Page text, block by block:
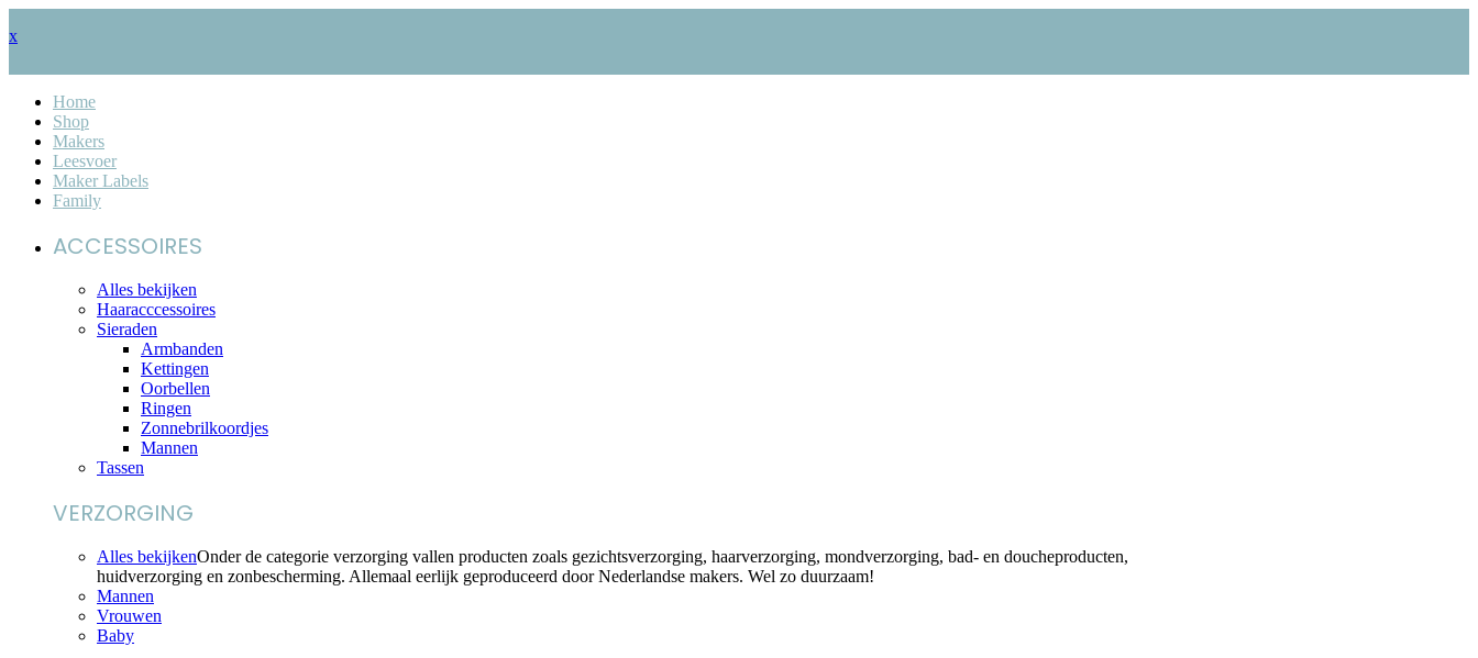
x
Home
Shop
Makers
Leesvoer
Maker Labels
Family
ACCESSOIRES
Alles bekijken
Haaracccessoires
Sieraden
Armbanden
Kettingen
Oorbellen
Ringen
Zonnebrilkoordjes
Mannen
Tassen
VERZORGING
Alles bekijkenOnder de categorie verzorging vallen producten zoals gezichtsverzorging, haarverzorging, mondverzorging, bad- en doucheproducten,
huidverzorging en zonbescherming. Allemaal eerlijk geproduceerd door Nederlandse makers. Wel zo duurzaam!
Mannen
Vrouwen
Baby